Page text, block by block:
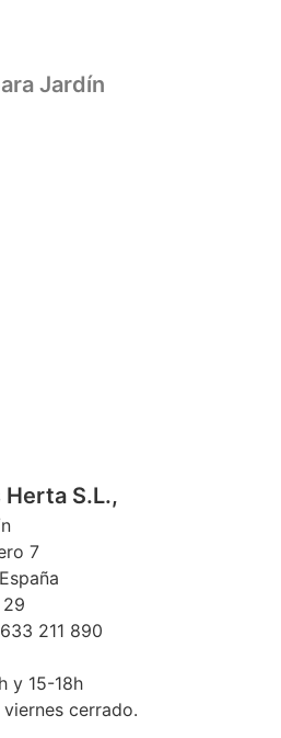
Jardín
S.L.,
7
211 890
y 15-18h
cerrado.